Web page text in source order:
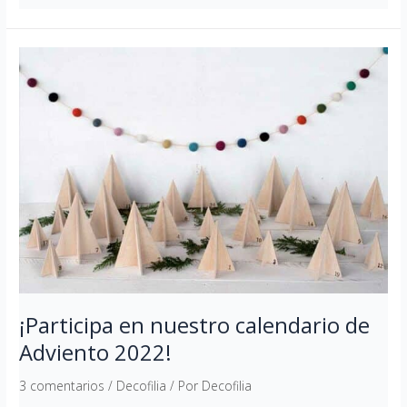
¡Participa en nuestro calendario de
Adviento 2022!
3 comentarios / Decofilia / Por Decofilia
en
nuestro
calendario
Adviento